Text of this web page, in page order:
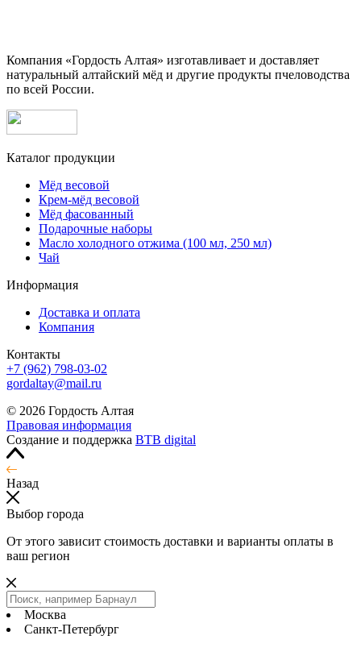
Компания «Гордость Алтая» изготавливает и доставляет
натуральный алтайский мёд и другие продукты пчеловодства
по всей России.
Каталог продукции
Мёд весовой
Крем-мёд весовой
Мёд фасованный
Подарочные наборы
Масло холодного отжима (100 мл, 250 мл)
Чай
Информация
Доставка и оплата
Компания
Контакты
+7 (962) 798-03-02
gordaltay@mail.ru
© 2026 Гордость Алтая
Правовая информация
Создание и поддержка BTB digital
Назад
Выбор города
От этого зависит стоимость доставки и варианты оплаты в
ваш регион
Москва
Санкт-Петербург